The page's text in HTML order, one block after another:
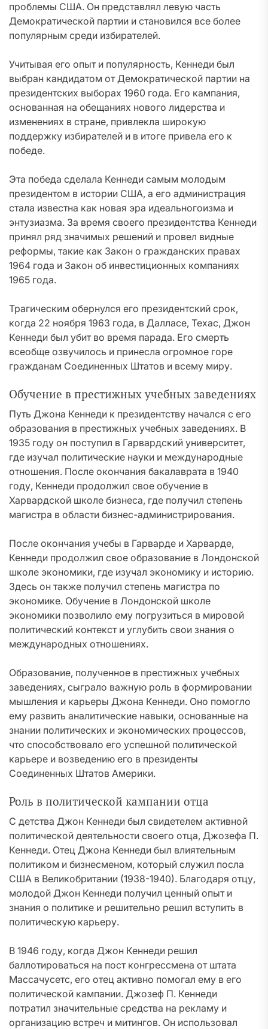
проблемы США. Он представлял левую часть
Демократической партии и становился все более
популярным среди избирателей.
Учитывая его опыт и популярность, Кеннеди был
выбран кандидатом от Демократической партии на
президентских выборах 1960 года. Его кампания,
основанная на обещаниях нового лидерства и
изменениях в стране, привлекла широкую
поддержку избирателей и в итоге привела его к
победе.
Эта победа сделала Кеннеди самым молодым
президентом в истории США, а его администрация
стала известна как новая эра идеальногоизма и
энтузиазма. За время своего президентства Кеннеди
принял ряд значимых решений и провел видные
реформы, такие как Закон о гражданских правах
1964 года и Закон об инвестиционных компаниях
1965 года.
Трагическим обернулся его президентский срок,
когда 22 ноября 1963 года, в Далласе, Техас, Джон
Кеннеди был убит во время парада. Его смерть
всеобще озвучилось и принесла огромное горе
гражданам Соединенных Штатов и всему миру.
Обучение в престижных учебных заведениях
Путь Джона Кеннеди к президентству начался с его
образования в престижных учебных заведениях. В
1935 году он поступил в Гарвардский университет,
где изучал политические науки и международные
отношения. После окончания бакалаврата в 1940
году, Кеннеди продолжил свое обучение в
Харвардской школе бизнеса, где получил степень
магистра в области бизнес-администрирования.
После окончания учебы в Гарварде и Харварде,
Кеннеди продолжил свое образование в Лондонской
школе экономики, где изучал экономику и историю.
Здесь он также получил степень магистра по
экономике. Обучение в Лондонской школе
экономики позволило ему погрузиться в мировой
политический контекст и углубить свои знания о
международных отношениях.
Образование, полученное в престижных учебных
заведениях, сыграло важную роль в формировании
мышления и карьеры Джона Кеннеди. Оно помогло
ему развить аналитические навыки, основанные на
знании политических и экономических процессов,
что способствовало его успешной политической
карьере и возведению его в президенты
Соединенных Штатов Америки.
Роль в политической кампании отца
С детства Джон Кеннеди был свидетелем активной
политической деятельности своего отца, Джозефа П.
Кеннеди. Отец Джона Кеннеди был влиятельным
политиком и бизнесменом, который служил посла
США в Великобритании (1938-1940). Благодаря отцу,
молодой Джон Кеннеди получил ценный опыт и
знания о политике и решительно решил вступить в
политическую карьеру.
В 1946 году, когда Джон Кеннеди решил
баллотироваться на пост конгрессмена от штата
Массачусетс, его отец активно помогал ему в его
политической кампании. Джозеф П. Кеннеди
потратил значительные средства на рекламу и
организацию встреч и митингов. Он использовал